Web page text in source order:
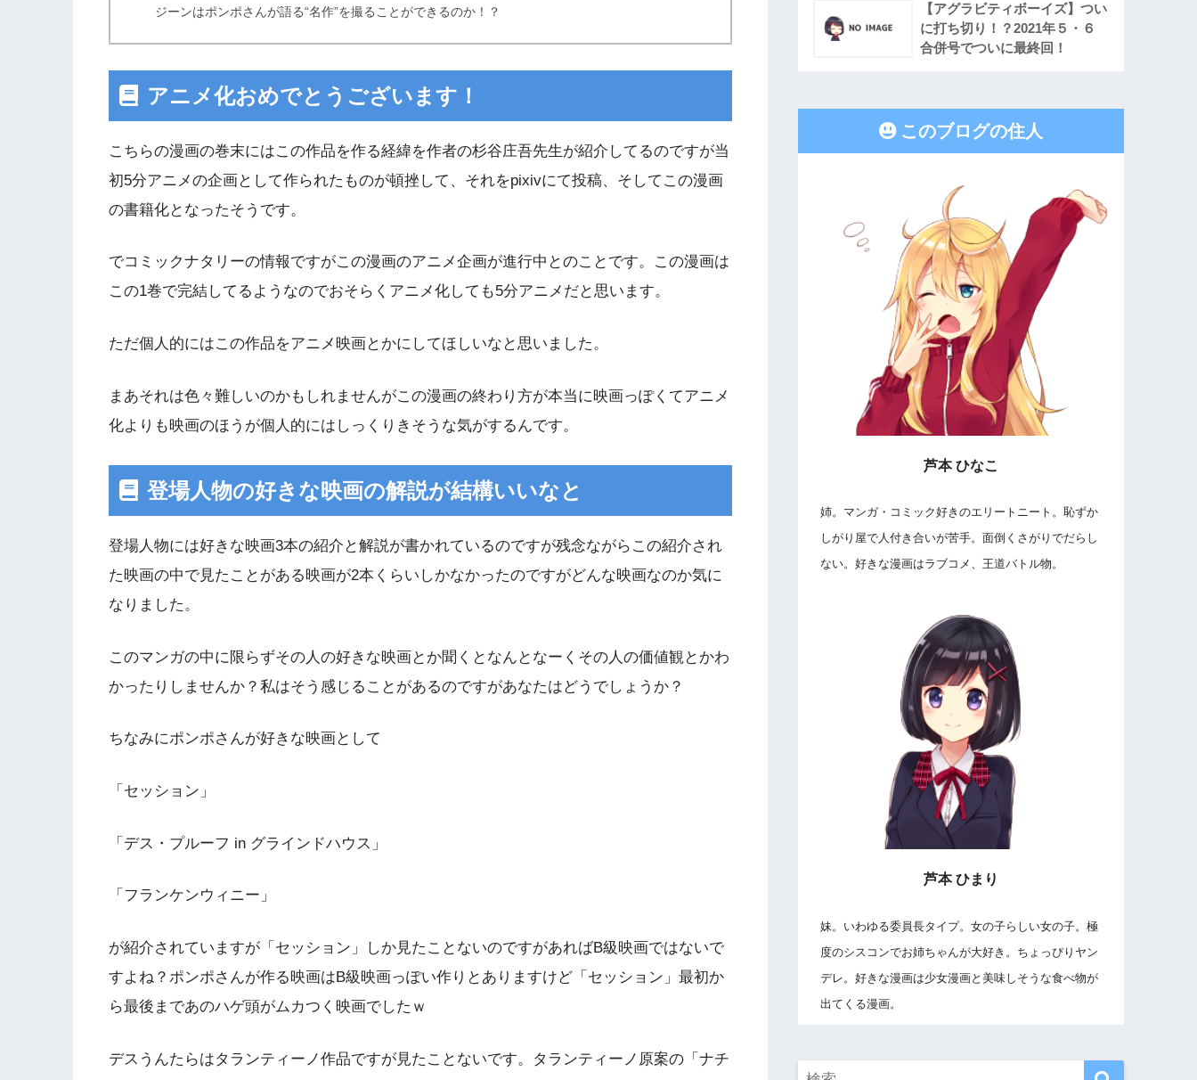
ジーンはポンポさんが語る“名作”を撮ることができるのか！？
アニメ化おめでとうございます！
こちらの漫画の巻末にはこの作品を作る経緯を作者の杉谷庄吾先生が紹介してるのですが当
初5分アニメの企画として作られたものが頓挫して、それをpixivにて投稿、そしてこの漫画
の書籍化となったそうです。
でコミックナタリーの情報ですがこの漫画のアニメ企画が進行中とのことです。この漫画は
この1巻で完結してるようなのでおそらくアニメ化しても5分アニメだと思います。
ただ個人的にはこの作品をアニメ映画とかにしてほしいなと思いました。
まあそれは色々難しいのかもしれませんがこの漫画の終わり方が本当に映画っぽくてアニメ
化よりも映画のほうが個人的にはしっくりきそうな気がするんです。
登場人物の好きな映画の解説が結構いいなと
登場人物には好きな映画3本の紹介と解説が書かれているのですが残念ながらこの紹介され
た映画の中で見たことがある映画が2本くらいしかなかったのですがどんな映画なのか気に
なりました。
このマンガの中に限らずその人の好きな映画とか聞くとなんとなーくその人の価値観とかわ
かったりしませんか？私はそう感じることがあるのですがあなたはどうでしょうか？
ちなみにポンポさんが好きな映画として
「セッション」
「デス・プルーフ in グラインドハウス」
「フランケンウィニー」
が紹介されていますが「セッション」しか見たことないのですがあればB級映画ではないで
すよね？ポンポさんが作る映画はB級映画っぽい作りとありますけど「セッション」最初か
ら最後まであのハゲ頭がムカつく映画でしたｗ
デスうんたらはタランティーノ作品ですが見たことないです。タランティーノ原案の「ナチ
【アグラビティボーイズ】つい
に打ち切り！？2021年５・６
合併号でついに最終回！
このブログの住人
芦本 ひなこ
姉。マンガ・コミック好きのエリートニート。恥ずか
しがり屋で人付き合いが苦手。面倒くさがりでだらし
ない。好きな漫画はラブコメ、王道バトル物。
芦本 ひまり
妹。いわゆる委員長タイプ。女の子らしい女の子。極
度のシスコンでお姉ちゃんが大好き。ちょっぴりヤン
デレ。好きな漫画は少女漫画と美味しそうな食べ物が
出てくる漫画。